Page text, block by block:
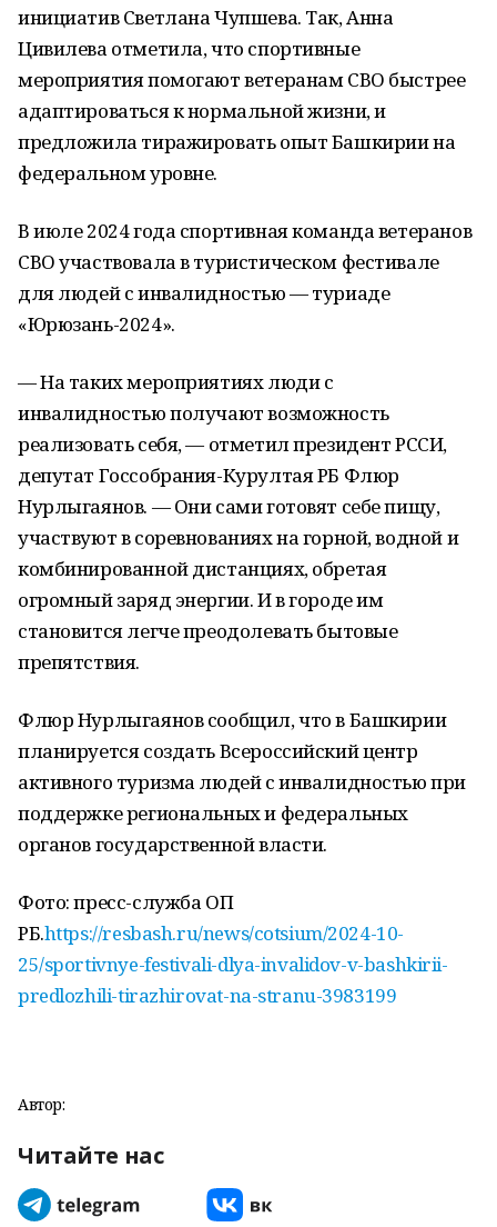
инициатив Светлана Чупшева. Так, Анна
Цивилева отметила, что спортивные
мероприятия помогают ветеранам СВО быстрее
адаптироваться к нормальной жизни, и
предложила тиражировать опыт Башкирии на
федеральном уровне.
В июле 2024 года спортивная команда ветеранов
СВО участвовала в туристическом фестивале
для людей с инвалидностью — туриаде
«Юрюзань-2024».
— На таких мероприятиях люди с
инвалидностью получают возможность
реализовать себя, — отметил президент РССИ,
депутат Госсобрания-Курултая РБ Флюр
Нурлыгаянов. — Они сами готовят себе пищу,
участвуют в соревнованиях на горной, водной и
комбинированной дистанциях, обретая
огромный заряд энергии. И в городе им
становится легче преодолевать бытовые
препятствия.
Флюр Нурлыгаянов сообщил, что в Башкирии
планируется создать Всероссийский центр
активного туризма людей с инвалидностью при
поддержке региональных и федеральных
органов государственной власти.
Фото: пресс-служба ОП
РБ.https://resbash.ru/news/cotsium/2024-10-
25/sportivnye-festivali-dlya-invalidov-v-bashkirii-
predlozhili-tirazhirovat-na-stranu-3983199
Автор:
Читайте нас